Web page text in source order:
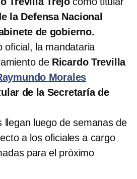
la Defensa Nacional
de gobierno.
oficial, la mandataria
de Ricardo Trevilla
Morales
de la Secretaría de
llegan luego de semanas de
a los oficiales a cargo
para el próximo